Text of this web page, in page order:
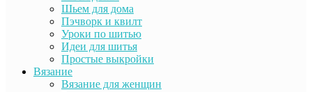
Шьем для дома
Пэчворк и квилт
Уроки по шитью
Идеи для шитья
Простые выкройки
Вязание
Вязание для женщин